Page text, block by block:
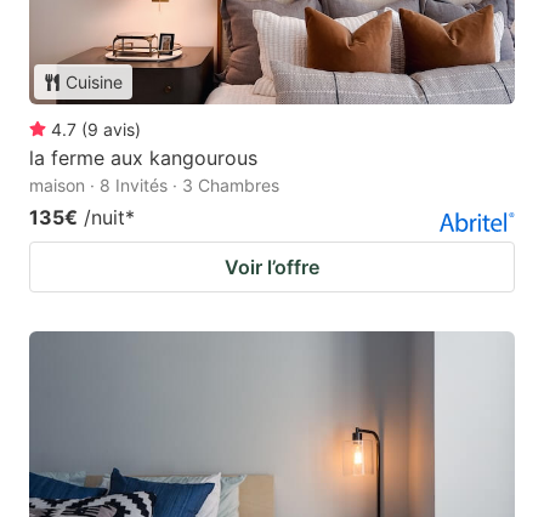
Cuisine
4.7 (9 avis)
la ferme aux kangourous
maison · 8 Invités · 3 Chambres
135€ /nuit*
Voir l’offre